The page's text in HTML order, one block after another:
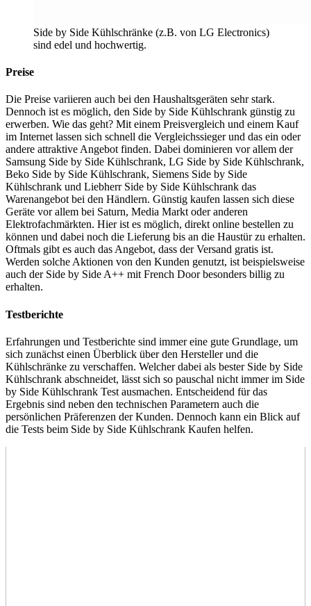
Side by Side Kühlschränke (z.B. von LG Electronics)
sind edel und hochwertig.
Preise
Die Preise variieren auch bei den Haushaltsgeräten sehr stark.
Dennoch ist es möglich, den Side by Side Kühlschrank günstig zu
erwerben. Wie das geht? Mit einem Preisvergleich und einem Kauf
im Internet lassen sich schnell die Vergleichssieger und das ein oder
andere attraktive Angebot finden. Dabei dominieren vor allem der
Samsung Side by Side Kühlschrank, LG Side by Side Kühlschrank,
Beko Side by Side Kühlschrank, Siemens Side by Side
Kühlschrank und Liebherr Side by Side Kühlschrank das
Warenangebot bei den Händlern. Günstig kaufen lassen sich diese
Geräte vor allem bei Saturn, Media Markt oder anderen
Elektrofachmärkten. Hier ist es möglich, direkt online bestellen zu
können und dabei noch die Lieferung bis an die Haustür zu erhalten.
Oftmals gibt es auch das Angebot, dass der Versand gratis ist.
Werden solche Aktionen von den Kunden genutzt, ist beispielsweise
auch der Side by Side A++ mit French Door besonders billig zu
erhalten.
Testberichte
Erfahrungen und Testberichte sind immer eine gute Grundlage, um
sich zunächst einen Überblick über den Hersteller und die
Kühlschränke zu verschaffen. Welcher dabei als bester Side by Side
Kühlschrank abschneidet, lässt sich so pauschal nicht immer im Side
by Side Kühlschrank Test ausmachen. Entscheidend für das
Ergebnis sind neben den technischen Parametern auch die
persönlichen Präferenzen der Kunden. Dennoch kann ein Blick auf
die Tests beim Side by Side Kühlschrank Kaufen helfen.